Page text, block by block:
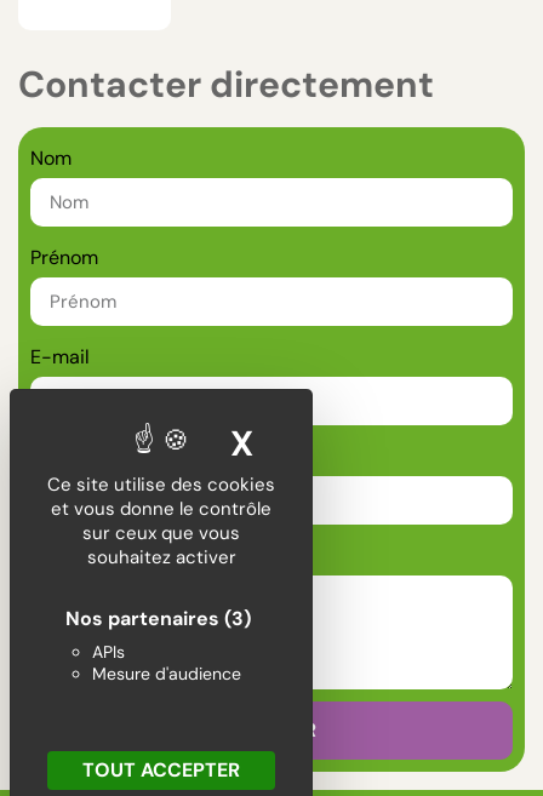
Ce site utilise des cookies
et vous donne le contrôle
sur ceux que vous
souhaitez activer
Nos partenaires (3)
APIs
Mesure d'audience
TOUT ACCEPTER
X
Contacter directement
Nom
Prénom
E-mail
Message
ENVOYER